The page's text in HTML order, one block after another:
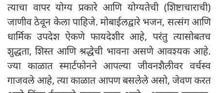
त्याचा वापर योग्य प्रकारे आणि योग्यतेची (शिष्टाचाराची)
जाणीव ठेवून केला पाहिजे. मोबाईलद्वारे भजन, सत्संग आणि
धार्मिक उपदेश ऐकणे फायदेशीर आहे, परंतु त्यासोबतच
शुद्धता, शिस्त आणि श्रद्धेची भावना असणे आवश्यक आहे.
ज्या काळात स्मार्टफोनने आपल्या जीवनशैलीवर वर्चस्व
गाजवले आहे, त्या काळात आपण बसलेले असो, जेवण करत